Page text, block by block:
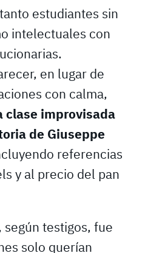
estudiantes sin
intelectuales con
en lugar de
con calma,
clase improvisada
de Giuseppe
referencias
y al precio del pan
según testigos, fue
solo querían